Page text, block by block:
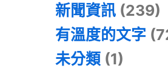
新聞資訊 (239)
有溫度的文字
未分類 (1)